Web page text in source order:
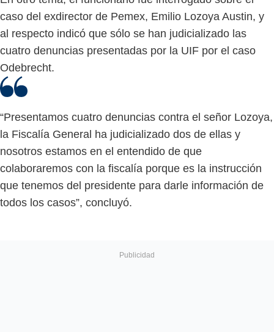
caso del exdirector de Pemex, Emilio Lozoya Austin, y
al respecto indicó que sólo se han judicializado las
cuatro denuncias presentadas por la UIF por el caso
Odebrecht.
“Presentamos cuatro denuncias contra el señor Lozoya,
la Fiscalía General ha judicializado dos de ellas y
nosotros estamos en el entendido de que
colaboraremos con la fiscalía porque es la instrucción
que tenemos del presidente para darle información de
todos los casos”, concluyó.